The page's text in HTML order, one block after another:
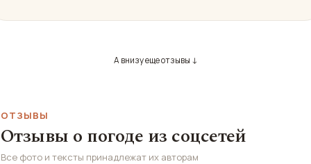
А внизу еще отзывы ↓
ОТЗЫВЫ
Отзывы о погоде из соцсетей
Все фото и тексты принадлежат их авторам